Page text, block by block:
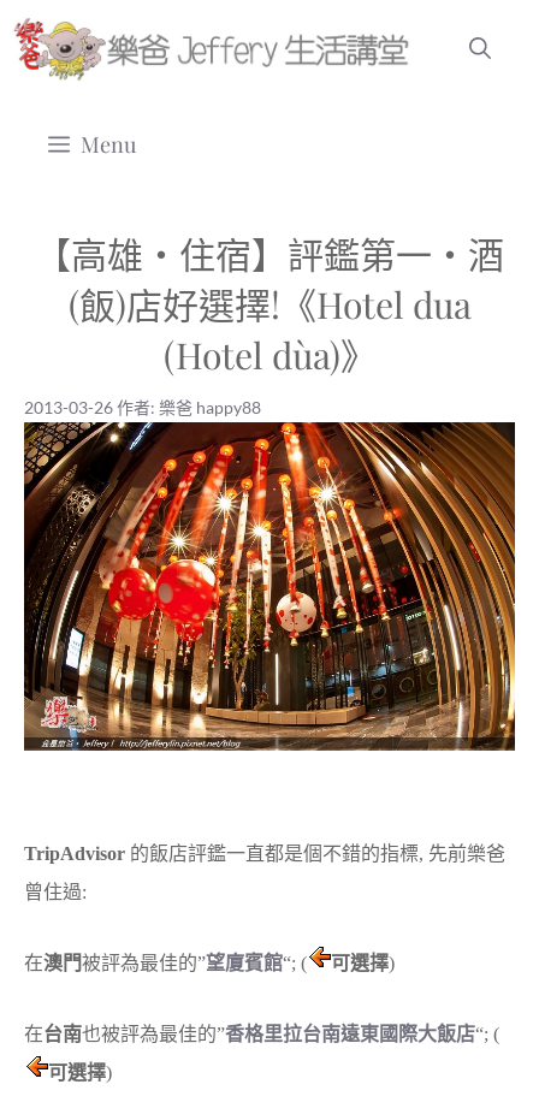
跳
至
Menu
【高雄‧住宿】評鑑第一‧酒
(飯)店好選擇!《Hotel dua
(Hotel dùa)》
2013-03-26 | 樂爸 happy88
2013-03-26作者: 樂爸 happy88
TripAdvisor 的飯店評鑑一直都是個不錯的指標, 先前樂爸
曾住過:
在澳門被評為最佳的”望廈賓館“; ( 可選擇)
在台南也被評為最佳的”香格里拉台南遠東國際大飯店“; (
可選擇)